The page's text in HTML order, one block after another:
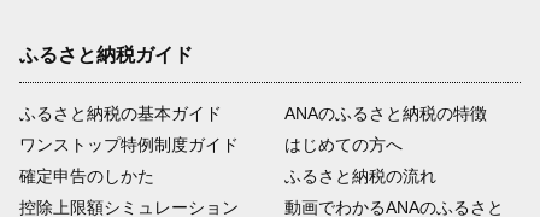
ふるさと納税ガイド
ふるさと納税の基本ガイド
ワンストップ特例制度ガイド
確定申告のしかた
控除上限額シミュレーション
ANAのふるさと納税の特徴
はじめての方へ
ふるさと納税の流れ
動画でわかるANAのふるさと